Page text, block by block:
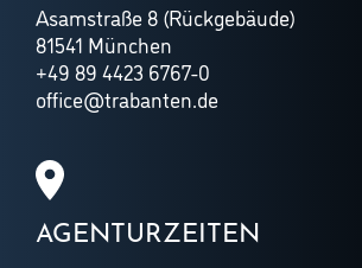
Asamstraße 8 (Rückgebäude)
81541 München
+49 89 4423 6767-0
office@trabanten.de
AGENTURZEITEN